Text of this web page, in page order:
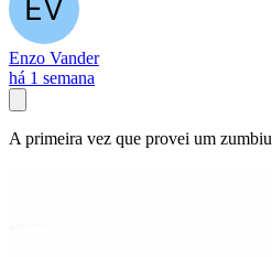
Enzo Vander
há 1 semana
A primeira vez que provei um zumbiu